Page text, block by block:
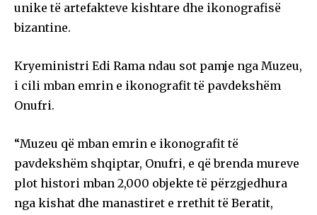
unike të artefakteve kishtare dhe ikonografisë
bizantine.
Kryeministri Edi Rama ndau sot pamje nga Muzeu,
i cili mban emrin e ikonografit të pavdekshëm
Onufri.
“Muzeu që mban emrin e ikonografit të
pavdekshëm shqiptar, Onufri, e që brenda mureve
plot histori mban 2,000 objekte të përzgjedhura
nga kishat dhe manastiret e rrethit të Beratit,